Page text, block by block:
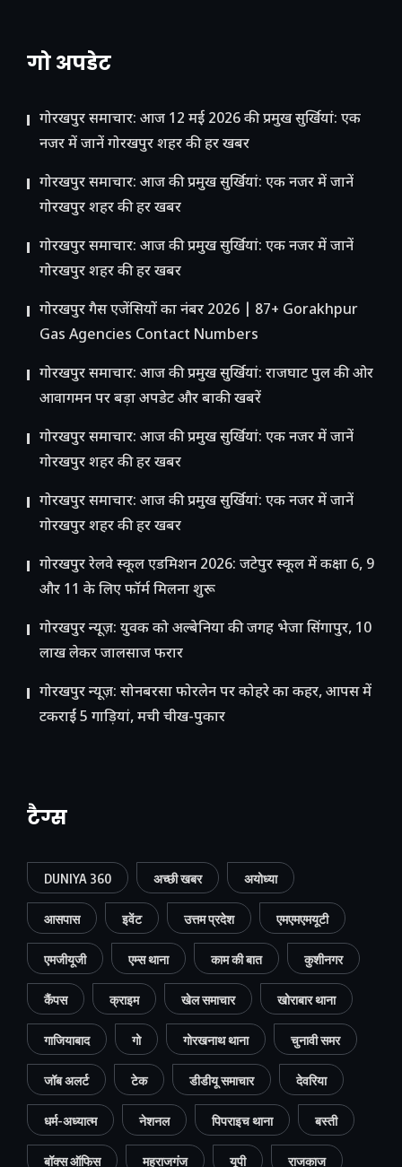
गो अपडेट
गोरखपुर समाचार: आज 12 मई 2026 की प्रमुख सुर्खियां: एक
नजर में जानें गोरखपुर शहर की हर खबर
गोरखपुर समाचार: आज की प्रमुख सुर्खियां: एक नजर में जानें
गोरखपुर शहर की हर खबर
गोरखपुर समाचार: आज की प्रमुख सुर्खियां: एक नजर में जानें
गोरखपुर शहर की हर खबर
गोरखपुर गैस एजेंसियों का नंबर 2026 | 87+ Gorakhpur
Gas Agencies Contact Numbers
गोरखपुर समाचार: आज की प्रमुख सुर्खियां: राजघाट पुल की ओर
आवागमन पर बड़ा अपडेट और बाकी खबरें
गोरखपुर समाचार: आज की प्रमुख सुर्खियां: एक नजर में जानें
गोरखपुर शहर की हर खबर
गोरखपुर समाचार: आज की प्रमुख सुर्खियां: एक नजर में जानें
गोरखपुर शहर की हर खबर
गोरखपुर रेलवे स्कूल एडमिशन 2026: जटेपुर स्कूल में कक्षा 6, 9
और 11 के लिए फॉर्म मिलना शुरू
गोरखपुर न्यूज़: युवक को अल्बेनिया की जगह भेजा सिंगापुर, 10
लाख लेकर जालसाज फरार
गोरखपुर न्यूज़: सोनबरसा फोरलेन पर कोहरे का कहर, आपस में
टकराईं 5 गाड़ियां, मची चीख-पुकार
टैग्स
DUNIYA 360 अच्छी खबर अयोध्या
आसपास इवेंट उत्तम प्रदेश एमएमएमयूटी
एमजीयूजी एम्स थाना काम की बात कुशीनगर
कैंपस क्राइम खेल समाचार खोराबार थाना
गाजियाबाद गो गोरखनाथ थाना चुनावी समर
जॉब अलर्ट टेक डीडीयू समाचार देवरिया
धर्म-अध्यात्म नेशनल पिपराइच थाना बस्ती
बॉक्स ऑफिस महराजगंज यूपी राजकाज